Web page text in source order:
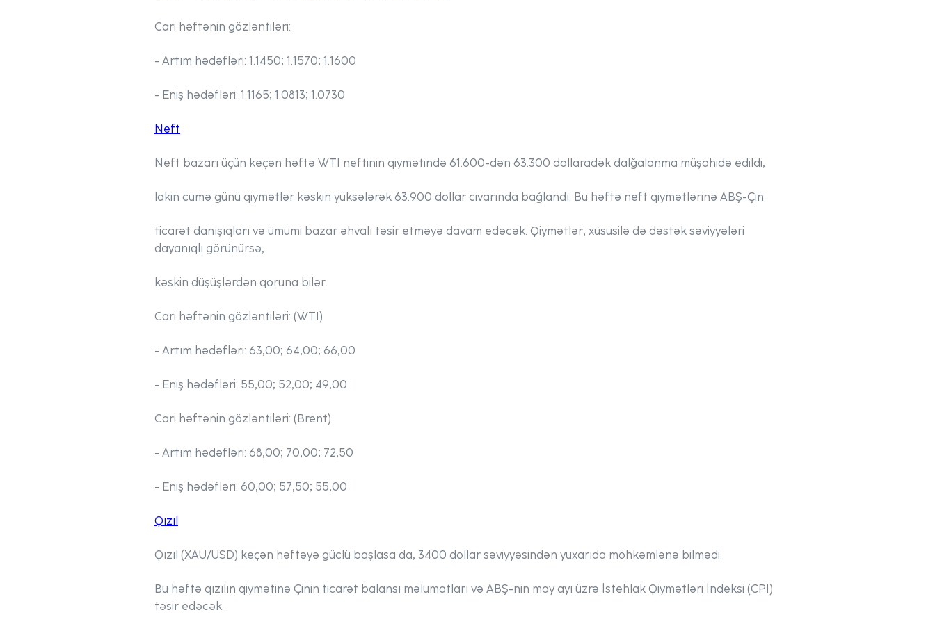
Cari həftənin gözləntiləri:
- Artım hədəfləri: 1.1450; 1.1570; 1.1600
- Eniş hədəfləri: 1.1165; 1.0813; 1.0730
Neft
Neft bazarı üçün keçən həftə WTI neftinin qiymətində 61.600-dən 63.300 dollaradək dalğalanma müşahidə edildi,
lakin cümə günü qiymətlər kəskin yüksələrək 63.900 dollar civarında bağlandı. Bu həftə neft qiymətlərinə ABŞ-Çin
ticarət danışıqları və ümumi bazar əhvalı təsir etməyə davam edəcək. Qiymətlər, xüsusilə də dəstək səviyyələri
dayanıqlı görünürsə,
kəskin düşüşlərdən qoruna bilər.
Cari həftənin gözləntiləri: (WTI)
- Artım hədəfləri: 63,00; 64,00; 66,00
- Eniş hədəfləri: 55,00; 52,00; 49,00
Cari həftənin gözləntiləri: (Brent)
- Artım hədəfləri: 68,00; 70,00; 72,50
- Eniş hədəfləri: 60,00; 57,50; 55,00
Qızıl
Qızıl (XAU/USD) keçən həftəyə güclü başlasa da, 3400 dollar səviyyəsindən yuxarıda möhkəmlənə bilmədi.
Bu həftə qızılın qiymətinə Çinin ticarət balansı məlumatları və ABŞ-nin may ayı üzrə İstehlak Qiymətləri İndeksi (CPI)
təsir edəcək.